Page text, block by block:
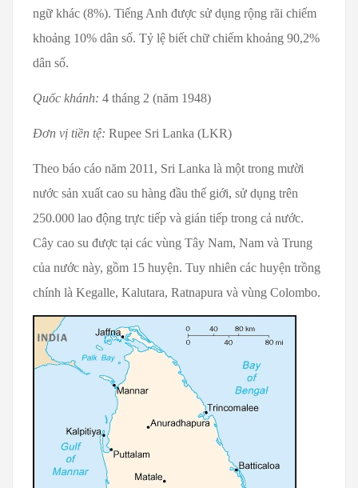
ngữ khác (8%). Tiếng Anh được sử dụng rộng rãi chiếm
khoảng 10% dân số. Tỷ lệ biết chữ chiếm khoảng 90,2%
dân số.
Quốc khánh: 4 tháng 2 (năm 1948)
Đơn vị tiền tệ: Rupee Sri Lanka (LKR)
Theo báo cáo năm 2011, Sri Lanka là một trong mười
nước sản xuất cao su hàng đầu thế giới, sử dụng trên
250.000 lao động trực tiếp và gián tiếp trong cả nước.
Cây cao su được tại các vùng Tây Nam, Nam và Trung
của nước này, gồm 15 huyện. Tuy nhiên các huyện trồng
chính là Kegalle, Kalutara, Ratnapura và vùng Colombo.